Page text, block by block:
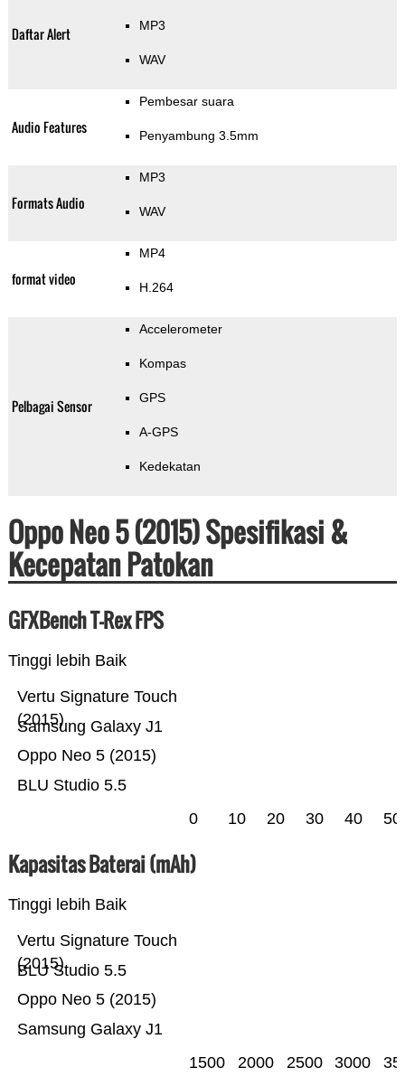
Daftar Alert MP3
WAV
Audio Features
Pembesar suara
Penyambung 3.5mm
Formats Audio
MP3
WAV
format video
MP4
H.264
Pelbagai Sensor
Accelerometer
Kompas
GPS
A-GPS
Kedekatan
Oppo Neo 5 (2015) Spesifikasi &
Kecepatan Patokan
GFXBench T-Rex FPS
Tinggi lebih Baik
BLU Studio 5.5
Oppo Neo 5 (2015)
Samsung Galaxy J1
Vertu Signature Touch
(2015)
0 10 20 30 40 50
Kapasitas Baterai (mAh)
Tinggi lebih Baik
Samsung Galaxy J1
Oppo Neo 5 (2015)
BLU Studio 5.5
Vertu Signature Touch
(2015)
1500 2000 2500 3000